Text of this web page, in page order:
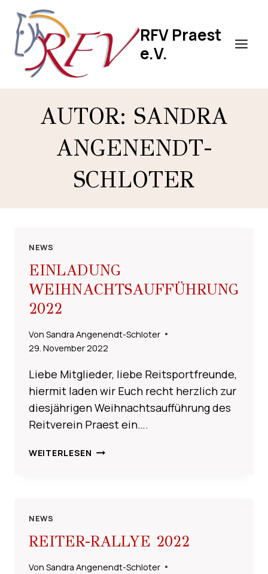
Inhalt
springen
RFV Praest
e.V.
AUTOR: SANDRA
ANGENENDT-
SCHLOTER
NEWS
EINLADUNG
WEIHNACHTSAUFFÜHRUNG
2022
Von Sandra Angenendt-Schloter
29. November 2022
Liebe Mitglieder, liebe Reitsportfreunde,
hiermit laden wir Euch recht herzlich zur
diesjährigen Weihnachtsaufführung des
Reitverein Praest ein….
WEITERLESEN EINLADUNG
NEWS
REITER-RALLYE 2022
Von Sandra Angenendt-Schloter